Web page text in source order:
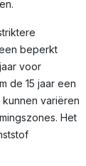
beperkt
voor
de 15 jaar een
variëren
Het